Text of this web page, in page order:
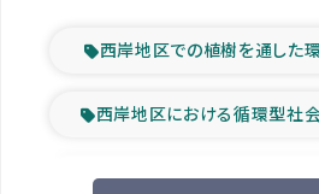
西岸地区での植樹を通した
西岸地区における循環型社
ツアー参加者